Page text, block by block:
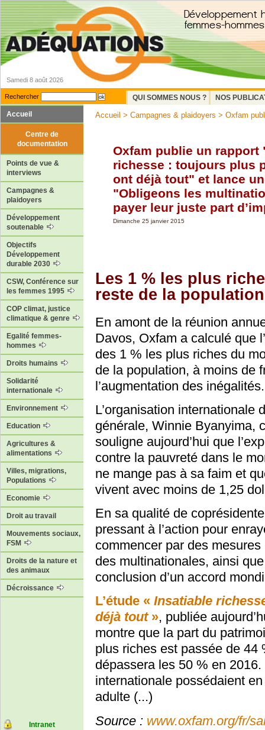
Samedi 8 août 2026
Rechercher QUI SOMMES NOUS ?
NOS
Accueil
Centre de
documentation
Points de vue &
interviews
Campagnes &
plaidoyers
Développement
soutenable
Objectifs
Développement
durable 2030
CSW, Conférence sur
les femmes 1995
COP climat, justice
climatique & genre
Egalité femmes-
hommes
Droits humains
Solidarité
internationale
Environnement
Education
Agricultures &
alimentations
Villes, migrations,
Populations
Economie
Droit au travail
Mouvements sociaux,
FSM
Droits de la nature et
des animaux
Décroissance
Intranet
Accueil > Campagnes & plaidoyers > Oxfam
Oxfam publie un rapport
richesse : toujours plus
ont déjà tout" et lance
"Obligeons les
payer leur juste part
Dimanche 25 janvier 2015
Les 1 % les plus
reste de la
En amont de la réunion
Davos, Oxfam a calculé que
des 1 % les plus riches du
de la population, à moins de
l’augmentation des inégalités.
L’organisation internationale
générale, Winnie Byanyima,
souligne aujourd’hui que
contre la pauvreté dans le
ne mange pas à sa faim et
vivent avec moins de 1,25
En sa qualité de
pressant à l’action pour
commencer par des
des multinationales, ainsi
conclusion d’un accord
L’étude « Insatiable
déjà tout», publiée
montre que la part du
plus riches est passée de 44
dépassera les 50 % en
internationale possédaient
adulte (...)
Source : www.oxfam.org/fr/